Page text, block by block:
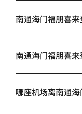
南通海门福朋喜来
南通海门福朋喜
哪座机场离南通海